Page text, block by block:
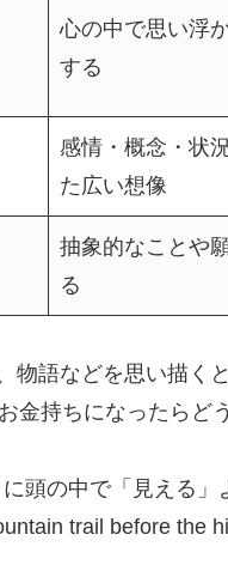
心の中で思い浮
する
感情・概念・状
た広い想像
抽象的なことや
る
物語などを思い描く
持ちになったらど
頭の中で「見える」
trail before the